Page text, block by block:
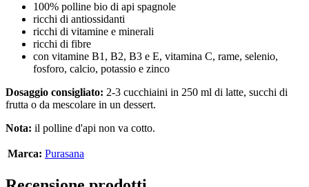
100% polline bio di api spagnole
ricchi di antiossidanti
ricchi di vitamine e minerali
ricchi di fibre
con vitamine B1, B2, B3 e E, vitamina C, rame, selenio,
fosforo, calcio, potassio e zinco
Dosaggio consigliato: 2-3 cucchiaini in 250 ml di latte, succhi di
frutta o da mescolare in un dessert.
Nota: il polline d'api non va cotto.
Marca: Purasana